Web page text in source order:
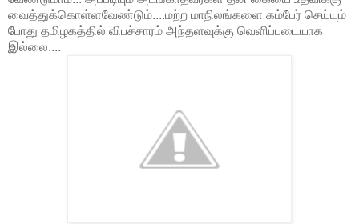
வைத்துக்கொள்ளவேண்டும்....மற்ற மாநிலங்களை கம்பேர் செய்யும்
போது தமிழகத்தில் விபச்சாரம் அந்தளவுக்கு வெளிப்படையாக
இல்லை....